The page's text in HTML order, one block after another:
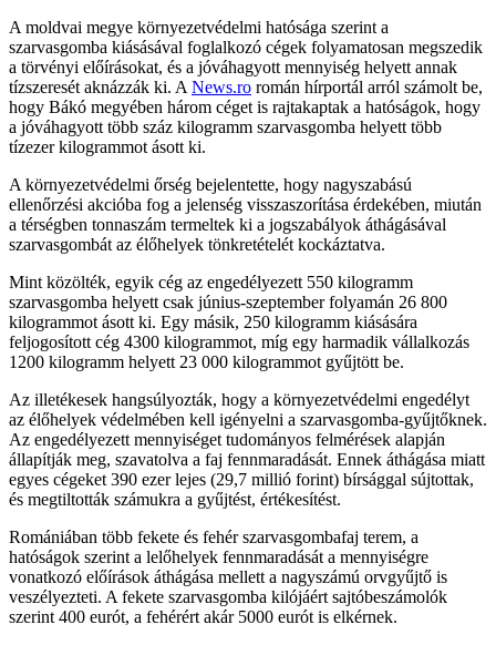
A moldvai megye környezetvédelmi hatósága szerint a
szarvasgomba kiásásával foglalkozó cégek folyamatosan megszedik
a törvényi előírásokat, és a jóváhagyott mennyiség helyett annak
tízszeresét aknázzák ki. A News.ro román hírportál arról számolt be,
hogy Bákó megyében három céget is rajtakaptak a hatóságok, hogy
a jóváhagyott több száz kilogramm szarvasgomba helyett több
tízezer kilogrammot ásott ki.
A környezetvédelmi őrség bejelentette, hogy nagyszabású
ellenőrzési akcióba fog a jelenség visszaszorítása érdekében, miután
a térségben tonnaszám termeltek ki a jogszabályok áthágásával
szarvasgombát az élőhelyek tönkretételét kockáztatva.
Mint közölték, egyik cég az engedélyezett 550 kilogramm
szarvasgomba helyett csak június-szeptember folyamán 26 800
kilogrammot ásott ki. Egy másik, 250 kilogramm kiásására
feljogosított cég 4300 kilogrammot, míg egy harmadik vállalkozás
1200 kilogramm helyett 23 000 kilogrammot gyűjtött be.
Az illetékesek hangsúlyozták, hogy a környezetvédelmi engedélyt
az élőhelyek védelmében kell igényelni a szarvasgomba-gyűjtőknek.
Az engedélyezett mennyiséget tudományos felmérések alapján
állapítják meg, szavatolva a faj fennmaradását. Ennek áthágása miatt
egyes cégeket 390 ezer lejes (29,7 millió forint) bírsággal sújtottak,
és megtiltották számukra a gyűjtést, értékesítést.
Romániában több fekete és fehér szarvasgombafaj terem, a
hatóságok szerint a lelőhelyek fennmaradását a mennyiségre
vonatkozó előírások áthágása mellett a nagyszámú orvgyűjtő is
veszélyezteti. A fekete szarvasgomba kilójáért sajtóbeszámolók
szerint 400 eurót, a fehérért akár 5000 eurót is elkérnek.